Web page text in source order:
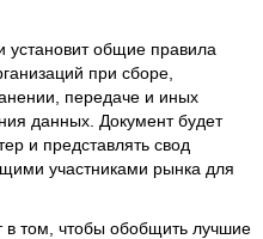
установит общие правила
при сборе,
передаче и иных
данных. Документ будет
и представлять свод
участниками рынка для
в том, чтобы обобщить лучшие